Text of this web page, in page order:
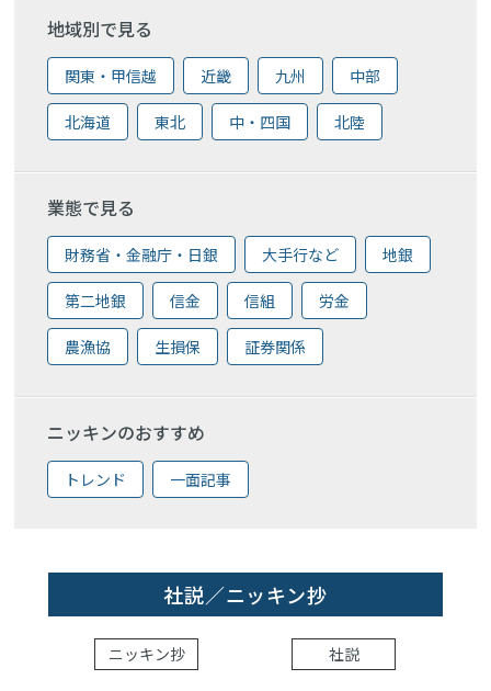
地域別で見る
関東・甲信越 近畿 九州 中部
北海道 東北 中・四国 北陸
業態で見る
財務省・金融庁・日銀 大手行など 地銀
第二地銀 信金 信組 労金
農漁協 生損保 証券関係
ニッキンのおすすめ
トレンド 一面記事
社説／ニッキン抄
ニッキン抄 社説